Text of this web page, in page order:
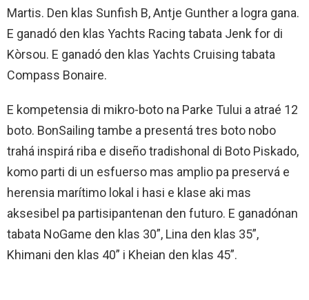
Martis. Den klas Sunfish B, Antje Gunther a logra gana.
E ganadó den klas Yachts Racing tabata Jenk for di
Kòrsou. E ganadó den klas Yachts Cruising tabata
Compass Bonaire.
E kompetensia di mikro-boto na Parke Tului a atraé 12
boto. BonSailing tambe a presentá tres boto nobo
trahá inspirá riba e diseño tradishonal di Boto Piskado,
komo parti di un esfuerso mas amplio pa preservá e
herensia marítimo lokal i hasi e klase aki mas
aksesibel pa partisipantenan den futuro. E ganadónan
tabata NoGame den klas 30”, Lina den klas 35”,
Khimani den klas 40” i Kheian den klas 45”.